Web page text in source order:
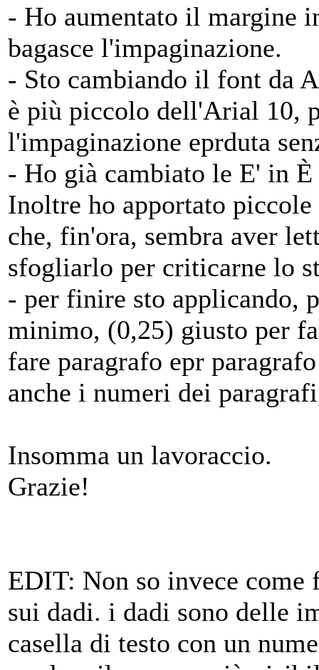
- Ho aumentato il margine
bagasce l'impaginazione.
- Sto cambiando il font da
è più piccolo dell'Arial 10,
l'impaginazione eprduta
- Ho già cambiato le E' in
Inoltre ho apportato
che, fin'ora, sembra aver
sfogliarlo per criticarne lo
- per finire sto applicando,
minimo, (0,25) giusto per
fare paragrafo epr
anche i numeri dei
Insomma un lavoraccio.
Grazie!
EDIT: Non so invece
sui dadi. i dadi sono delle
casella di testo con un